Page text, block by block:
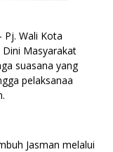
Pj. Wali Kota
Masyarakat
suasana yang
pelaksanaa
Jasman melalui